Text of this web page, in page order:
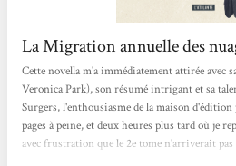
La Migration annuelle des
Cette novella m'a immédiatement attirée avec
Veronica Park), son résumé intrigant et sa
Surgers, l'enthousiasme de la maison
pages à peine, et deux heures plus tard où je
avec frustration que le 2e tome n'arriverait